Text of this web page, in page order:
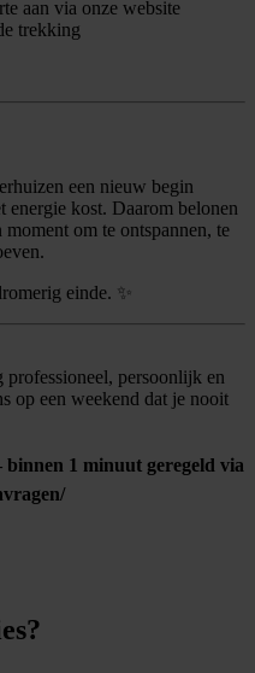
aan via onze website
trekking
een nieuw begin
energie kost. Daarom belonen
moment om te ontspannen, te
einde. ✨
persoonlijk en
op een weekend dat je nooit
1 minuut geregeld via